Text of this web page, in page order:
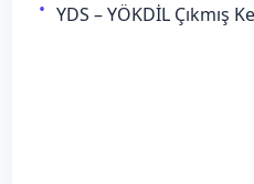
YDS – YÖKDİL Çıkmış